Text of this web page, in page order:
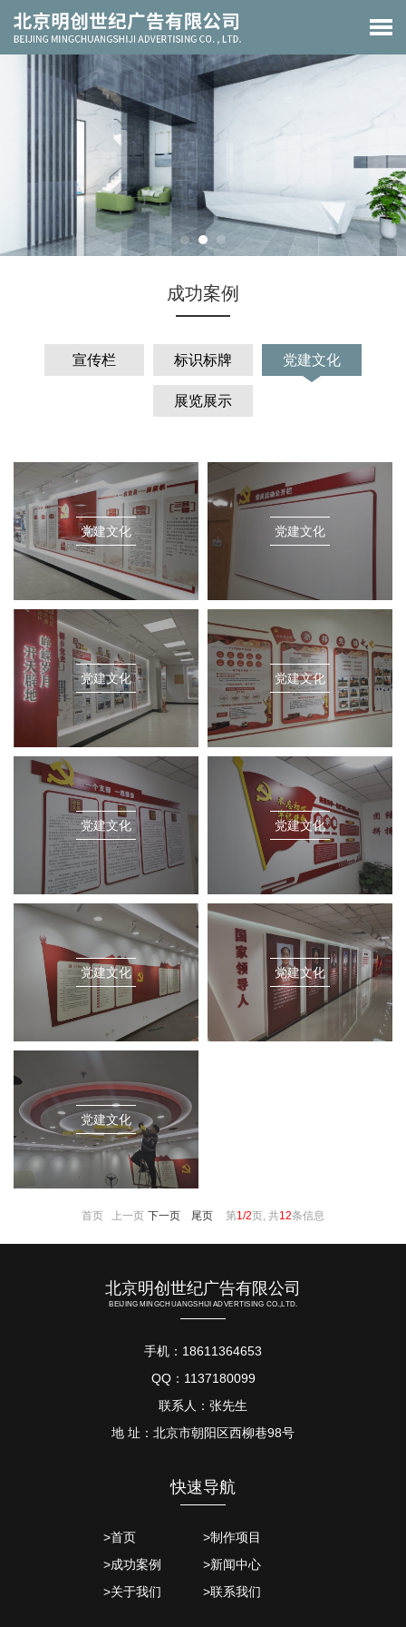
成功案例
宣传栏 标识标牌 党建文化
展览展示
党建文化 党建文化
党建文化 党建文化
党建文化 党建文化
党建文化 党建文化
党建文化
首页 上一页 下一页 尾页 第1/2页, 共12条信息
北京明创世纪广告有限公司
BEIJING MINGCHUANGSHIJI ADVERTISING CO.,LTD.
手机：18611364653
QQ：1137180099
联系人：张先生
地 址：北京市朝阳区西柳巷98号
快速导航
>首页
>制作项目
>成功案例
>新闻中心
>关于我们
>联系我们